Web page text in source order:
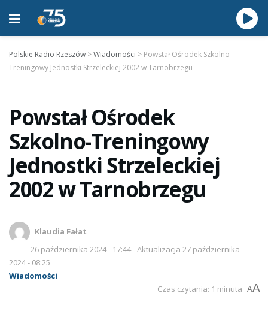
Polskie Radio Rzeszów >Wiadomości > Powstał Ośrodek Szkolno-
Treningowy Jednostki Strzeleckiej 2002 w Tarnobrzegu
Powstał Ośrodek
Szkolno-Treningowy
Jednostki Strzeleckiej
2002 w Tarnobrzegu
Klaudia Fałat
26 października 2024 - 17:44 - Aktualizacja 27 października
2024 - 08:25
Wiadomości
Czas czytania: 1 minuta AA